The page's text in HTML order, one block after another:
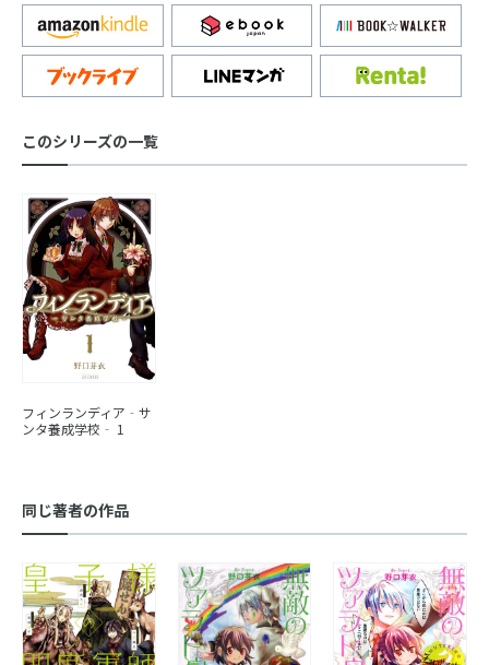
このシリーズの一覧
フィンランディア‐サ
ンタ養成学校‐ 1
同じ著者の作品